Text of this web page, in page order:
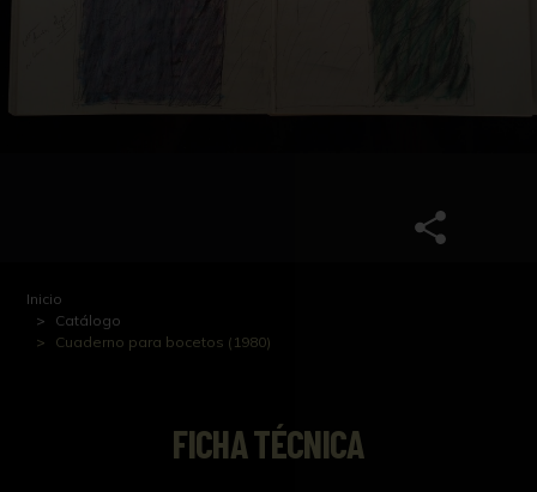
Inicio
Catálogo
Cuaderno para bocetos (1980)
FICHA TÉCNICA